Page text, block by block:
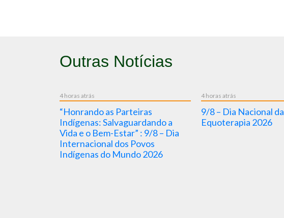
Outras Notícias
4 horas atrás
“Honrando as Parteiras
Indígenas: Salvaguardando a
Vida e o Bem-Estar” : 9/8 – Dia
Internacional dos Povos
Indígenas do Mundo 2026
4 horas atrás
9/8 – Dia Nacional da
Equoterapia 2026